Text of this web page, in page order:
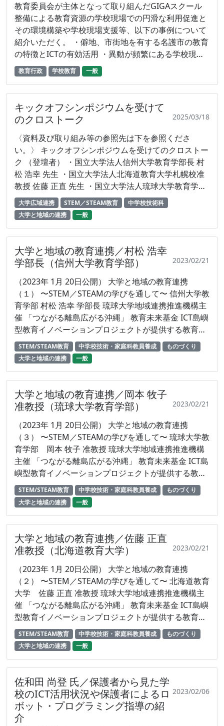
教育委員会が主体となって取り組んだGIGAスクール
整備による教育資源の学校現場での円滑な利用促進と
その環境構築や学校現場支援等、以下の事例について
紹介いただく。 ・僻地、市街地を有する名護市の教育
の特徴とICTの有効活用 ・異動が頻繁にある学校現場
にできるだけスムーズなICT利活用が実現するための
工夫 ・ICT活用によるキャリア教育の充実 ・教員の指
接続によるネットワークの安定高速化と高等教育機関
との連携加速を計画 コミュニティ・スクール、地域学
校活動の取り組み ネット接続が整備された公民館で、
県外の大学との連携による子どもたちへの学習支援の
しくみを確立
教育行政 学校教育 一般
キックオフシンポジウムを受けて
のクロストーク
2025/03/18
〈資料及び取り組み等の参照先は下を参照くださ
い。〉 キックオフシンポジウムを受けてのクロストー
ク （登壇者） ・国立大学法人信州大学教育学部長 村
松 浩幸 先生 ・国立大学法人北海道教育大学札幌校准
教授 佐藤 正直 先生 ・国立大学法人琉球大学教育学部
准教授 岡本 牧子 先生 ○ キックオフシンポジウム
（2023年1月20日）の講話
https://sites.google.com/plazma.co.jp/u-rykyu-i3-
test/top 〈本クロストークに係る資料及び取り組み等
の参照先〉 ○ 信州大学村松先生の論文 ・Application
of creative learning principles within blended
teacher professional development on integration
of computer programming education into
elementary and middle school classrooms
Information and Learning Science,Volume 121 2020
／Yumiko Murai, Hiroyuki Muramatsu
https://www.emerald.com/insight/content/doi/10.1
108/ILS-04-2020-0122/full/html ○ 信州大学村松先生
の論文 オンラインによる小学校プログラミング教育の
県内広域教員研修,『オンラインで拓く技術・情報教育
の可能性 －小学校，中学校，高等学校，大学，教員研
修，学会活動の取り組み－』,一般社団法人日本産業技
術教育学会 ，pp.182-187(2021) ／村松浩幸・村井裕
実子・松坂真吾・他1 名 https://amzn.to/3JbfCOc ○
北海道教育大学未来の学び協創研究センター
https://www.hokkyodai.ac.jp/mirai/index.html ○ 佐
藤正直先生の研究室
https://sites.google.com/s.hokkyodai.ac.jp/hue-
tech-edu-lab/ ○ 琉球大学教育学部のアドバイザリー
スタッフ派遣事業 https://www.edu.u-
ryukyu.ac.jp/educator/advisory/ ○ 琉球大学教育学
部の各種取組 (次世代人材育成事業・リケジョ事
業、他) https://www.edu.u-
ryukyu.ac.jp/educator/project/ 「つながる離島広が
る沖縄」教育未来基金 ICT島嶼型教育イノベーション
プロジェクト 琉球大学地域連携推進機構 株式会社プ
ラズマ（委託） 2023年3月6日オンデマンド配信開始
大学広域連携 STEM／STEAM教育
中学校技術科
大学と地域の連携
一般
大学と地域の教育連携／村松 浩幸
学部長（信州大学教育学部）
2023/02/21
（2023年 1月 20日公開） 大学と地域の教育連携
（１） 〜STEM／STEAMの学びを通して〜 信州大学教
育学部 村松 浩幸 学部長 琉球大学地域連携推進機構主
催 「つながる離島広がる沖縄」 教育未来基金 ICT島嶼
型教育イノベーションプロジェクトが提供する教育映
像 コンテンツ 運用管理：株式会社プラズマ（委託）
STEM/STEAM教育 中学校技術・家庭科教員養成
ものづくり
大学と地域の連携
一般
大学と地域の教育連携／岡本 牧子
准教授（琉球大学教育学部）
2023/02/21
（2023年 1月 20日公開） 大学と地域の教育連携
（３） 〜STEM／STEAMの学びを通して〜 琉球大学教
育学部 岡本 牧子 准教授 琉球大学地域連携推進機構
主催 「つながる離島広がる沖縄」 教育未来基金 ICT島
嶼型教育イノベーションプロジェクトが提供する教育
映像 コンテンツ 運用管理：株式会社プラズマ（委
託）
STEM/STEAM教育 中学校技術・家庭科教員養成
ものづくり
大学と地域の連携
一般
大学と地域の教育連携／佐藤 正直
准教授（北海道教育大学）
2023/02/21
（2023年 1月 20日公開） 大学と地域の教育連携
（２） 〜STEM／STEAMの学びを通して〜 北海道教育
大学 佐藤 正直 准教授 琉球大学地域連携推進機構主
催 「つながる離島広がる沖縄」 教育未来基金 ICT島嶼
型教育イノベーションプロジェクトが提供する教育映
像 コンテンツ 運用管理：株式会社プラズマ（委託）
STEM/STEAM教育 中学校技術・家庭科教員養成
ものづくり
大学と地域の連携
一般
佐和田 尚登 氏／保護者から見た学
校のICT活用状況や保護者によるロ
ボット・プログラミング指導の紹
介
2023/02/06